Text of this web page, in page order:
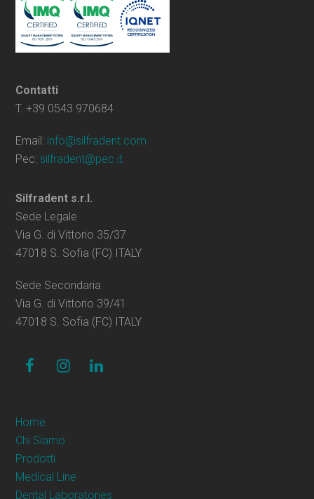
Contatti
T. +39 0543 970684
Email: info@silfradent.com
Pec: silfradent@pec.it
Silfradent s.r.l.
Sede Legale
Via G. di Vittorio 35/37
47018 S. Sofia (FC) ITALY
Sede Secondaria
Via G. di Vittorio 39/41
47018 S. Sofia (FC) ITALY
facebookinstagram
Home
Chi Siamo
Prodotti
Medical Line
Dental Laboratories